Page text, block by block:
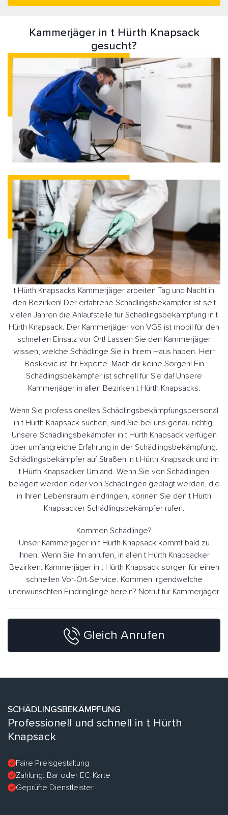
Kammerjäger in t Hürth Knapsack
gesucht?
t Hürth Knapsacks Kammerjäger arbeiten Tag und Nacht in
den Bezirken! Der erfahrene Schädlingsbekämpfer ist seit
vielen Jahren die Anlaufstelle für Schädlingsbekämpfung in t
Hürth Knapsack. Der Kammerjäger von VGS ist mobil für den
schnellen Einsatz vor Ort! Lassen Sie den Kammerjäger
wissen, welche Schädlinge Sie in Ihrem Haus haben. Herr
Boskovic ist Ihr Experte. Mach dir keine Sorgen! Ein
Schädlingsbekämpfer ist schnell für Sie da! Unsere
Kammerjäger in allen Bezirken t Hürth Knapsacks.
Wenn Sie professionelles Schädlingsbekämpfungspersonal
in t Hürth Knapsack suchen, sind Sie bei uns genau richtig.
Unsere Schädlingsbekämpfer in t Hürth Knapsack verfügen
über umfangreiche Erfahrung in der Schädlingsbekämpfung.
Schädlingsbekämpfer auf Straßen in t Hürth Knapsack und im
t Hürth Knapsacker Umland. Wenn Sie von Schädlingen
belagert werden oder von Schädlingen geplagt werden, die
in Ihren Lebensraum eindringen, können Sie den t Hürth
Knapsacker Schädlingsbekämpfer rufen.
Kommen Schädlinge?
Unser Kammerjäger in t Hürth Knapsack kommt bald zu
Ihnen. Wenn Sie ihn anrufen, in allen t Hürth Knapsacker
Bezirken. Kammerjäger in t Hürth Knapsack sorgen für einen
schnellen Vor-Ort-Service. Kommen irgendwelche
unerwünschten Eindringlinge herein? Notruf für Kammerjäger
Gleich Anrufen
SCHÄDLINGSBEKÄMPFUNG
Professionell und schnell in t Hürth
Knapsack
Faire Preisgestaltung
Zahlung: Bar oder EC-Karte
Geprüfte Dienstleister